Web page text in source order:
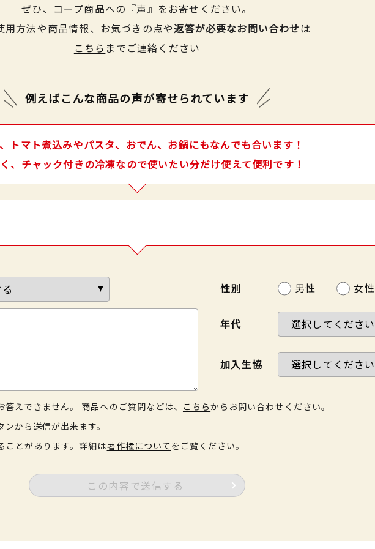
ぜひ、コープ商品への『声』をお寄せください。
用方法や商品情報、お気づきの点や返答が必要なお問い合わせは
こちら までご連絡ください
例えばこんな商品の声が寄せられています
トマト煮込みやパスタ、おでん、お鍋にもなんでも合います！
、チャック付きの冷凍なので使いたい分だけ使えて便利です！
性別 男性 女性
年代
加入生協
えできません。 商品へのご質問などは、 こちらからお問い合わせください。
から送信が出来ます。
とがあります。詳細は著作権について をご覧ください。
この内容で送信する